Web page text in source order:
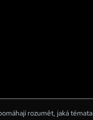
rozumět, jaká témata